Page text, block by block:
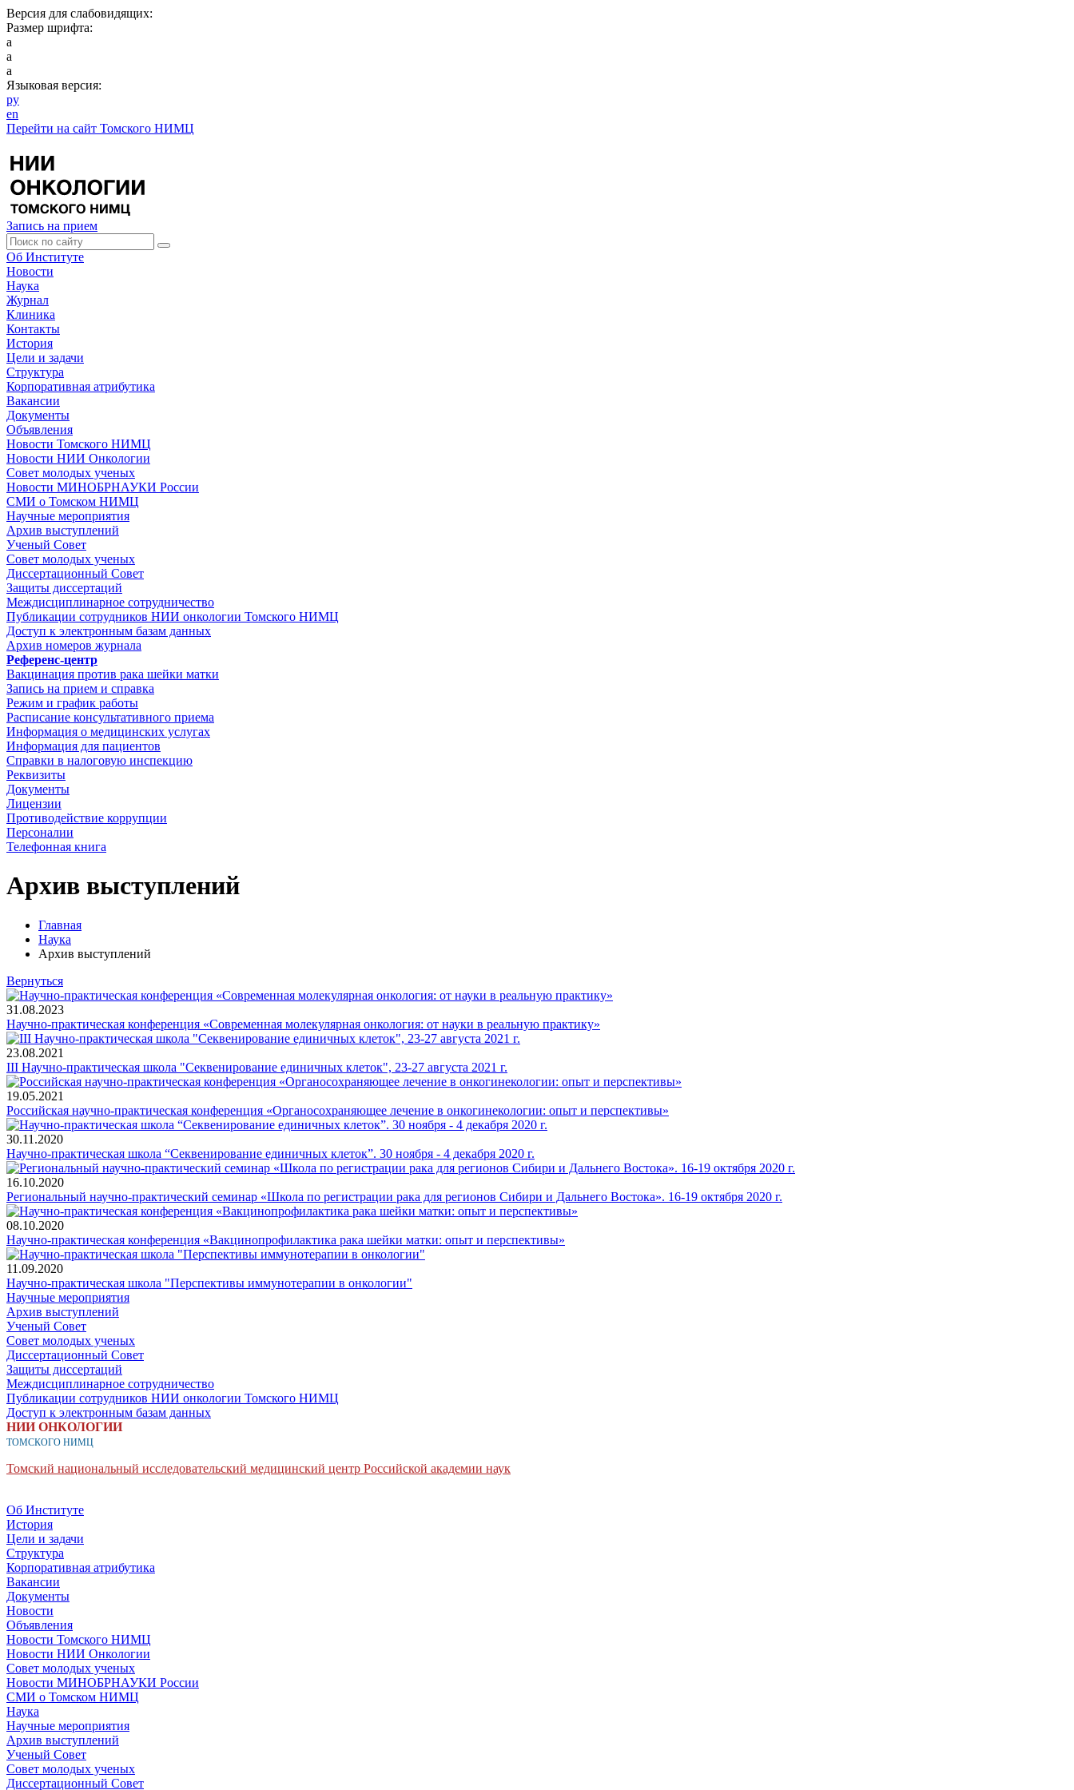
Версия для слабовидящих:
Размер шрифта:
a
a
a
Языковая версия:
ру
en
Перейти на сайт Томского НИМЦ
Запись на прием
Об Институте
Новости
Наука
Журнал
Клиника
Контакты
История
Цели и задачи
Структура
Корпоративная атрибутика
Вакансии
Документы
Объявления
Новости Томского НИМЦ
Новости НИИ Онкологии
Совет молодых ученых
Новости МИНОБРНАУКИ России
СМИ о Томском НИМЦ
Научные мероприятия
Архив выступлений
Ученый Совет
Совет молодых ученых
Диссертационный Совет
Защиты диссертаций
Междисциплинарное сотрудничество
Публикации сотрудников НИИ онкологии Томского НИМЦ
Доступ к электронным базам данных
Архив номеров журнала
Референс-центр
Вакцинация против рака шейки матки
Запись на прием и справка
Режим и график работы
Расписание консультативного приема
Информация о медицинских услугах
Информация для пациентов
Справки в налоговую инспекцию
Реквизиты
Документы
Лицензии
Противодействие коррупции
Персоналии
Телефонная книга
Архив выступлений
Главная
Наука
Архив выступлений
Вернуться
31.08.2023
Научно-практическая конференция «Современная молекулярная онкология: от науки в реальную практику»
23.08.2021
III Научно-практическая школа "Секвенирование единичных клеток", 23-27 августа 2021 г.
19.05.2021
Российская научно-практическая конференция «Органосохраняющее лечение в онкогинекологии: опыт и перспективы»
30.11.2020
Научно-практическая школа “Секвенирование единичных клеток”. 30 ноября - 4 декабря 2020 г.
16.10.2020
Региональный научно-практический семинар «Школа по регистрации рака для регионов Сибири и Дальнего Востока». 16-19 октября 2020 г.
08.10.2020
Научно-практическая конференция «Вакцинопрофилактика рака шейки матки: опыт и перспективы»
11.09.2020
Научно-практическая школа "Перспективы иммунотерапии в онкологии"
Научные мероприятия
Архив выступлений
Ученый Совет
Совет молодых ученых
Диссертационный Совет
Защиты диссертаций
Междисциплинарное сотрудничество
Публикации сотрудников НИИ онкологии Томского НИМЦ
Доступ к электронным базам данных
НИИ ОНКОЛОГИИ
ТОМСКОГО НИМЦ
Томский национальный исследовательский медицинский центр Российской академии наук
Об Институте
История
Цели и задачи
Структура
Корпоративная атрибутика
Вакансии
Документы
Новости
Объявления
Новости Томского НИМЦ
Новости НИИ Онкологии
Совет молодых ученых
Новости МИНОБРНАУКИ России
СМИ о Томском НИМЦ
Наука
Научные мероприятия
Архив выступлений
Ученый Совет
Совет молодых ученых
Диссертационный Совет